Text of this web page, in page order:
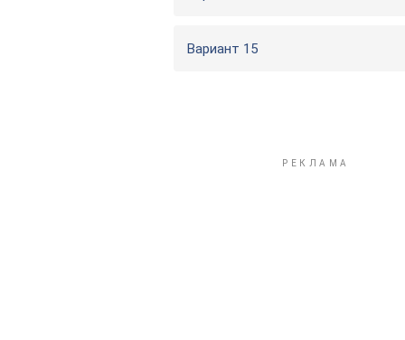
Вариант 15